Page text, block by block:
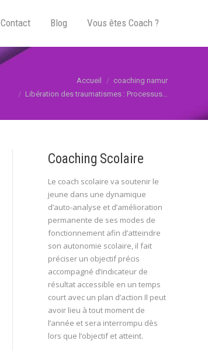
Contact Blog Vous êtes Coach ?
Accueil
coaching namur
Libération des traumatismes : Processus…
Coaching Scolaire
Le coach scolaire va soutenir le
jeune dans une dynamique
d’auto-analyse et d’amélioration
permanente de ses modes de
fonctionnement afin d’atteindre
son autonomie scolaire, il fait
préciser un objectif précis
accompagné d’indicateur de
résultat accessible en un temps
court avec un plan d’action Il peut
avoir lieu à tout moment de
l’année et sera interrompu dès
lors que l’objectif et atteint.